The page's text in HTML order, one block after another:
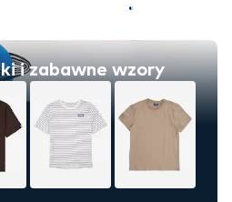
i zabawne wzory